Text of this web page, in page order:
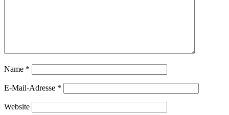
Name *
E-Mail-Adresse *
Website